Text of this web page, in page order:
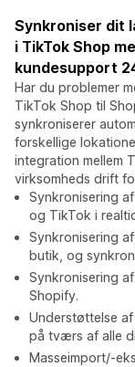
Synkroniser dit
i TikTok Shop
kundesupport
Har du problemer
TikTok Shop til
synkroniserer
forskellige
integration mellem
virksomheds drift
Synkronisering
og TikTok i
Synkronisering
butik, og
Synkronisering
Shopify.
Understøttelse
på tværs af alle
Masseimport/-